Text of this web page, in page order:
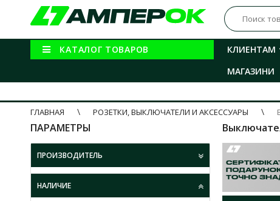
КАТАЛОГ ТОВАРОВ КЛИЕНТАМ
МАГАЗИНИ
ГЛАВНАЯ
РОЗЕТКИ, ВЫКЛЮЧАТЕЛИ И АКСЕССУАРЫ
ПАРАМЕТРЫ
ПРОИЗВОДИТЕЛЬ
НАЛИЧИЕ